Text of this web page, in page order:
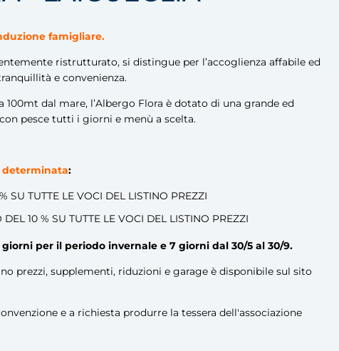
famigliare.
ristrutturato, si distingue per l’accoglienza affabile ed
e convenienza.
dal mare, l’Albergo Flora è dotato di una grande ed
pesce tutti i giorni e menù a scelta.
determinata:
SU TUTTE LE VOCI DEL LISTINO PREZZI
10 % SU TUTTE LE VOCI DEL LISTINO PREZZI
per il periodo invernale e 7 giorni dal 30/5 al 30/9.
prezzi, supplementi, riduzioni e garage è disponibile sul sito
e a richiesta produrre la tessera dell'associazione